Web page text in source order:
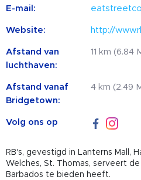
E-mail:
Website: http://
Afstand van
luchthaven:
11 km (6.84
Afstand vanaf
Bridgetown:
4 km (2.49
Volg ons op
RB's, gevestigd in Lanterns Mall,
Welches, St. Thomas, serveert
Barbados te bieden heeft.